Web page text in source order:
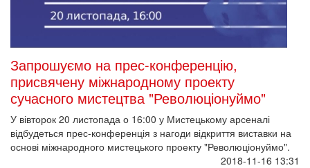
Запрошуємо на прес-конференцію,
присвячену міжнародному проекту
сучасного мистецтва "Революціонуймо"
У вівторок 20 листопада о 16:00 у Мистецькому арсеналі
відбудеться прес-конференція з нагоди відкриття виставки на
основі міжнародного мистецького проекту "Революціонуймо".
2018-11-16 13:31